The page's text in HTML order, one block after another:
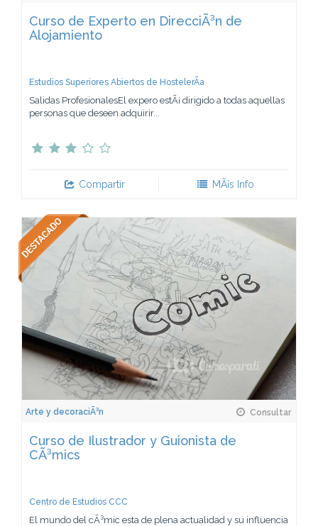
Curso de Experto en DirecciÃ³n de
Alojamiento
Estudios Superiores Abiertos de HostelerÃ­a
Salidas ProfesionalesEl expero estÃ¡ dirigido a todas aquellas
personas que deseen adquirir...
Compartir MÃ¡s Info
Arte y decoraciÃ³n Consultar
Curso de Ilustrador y Guionista de
CÃ³mics
Centro de Estudios CCC
El mundo del cÃ³mic esta de plena actualidad y su influencia